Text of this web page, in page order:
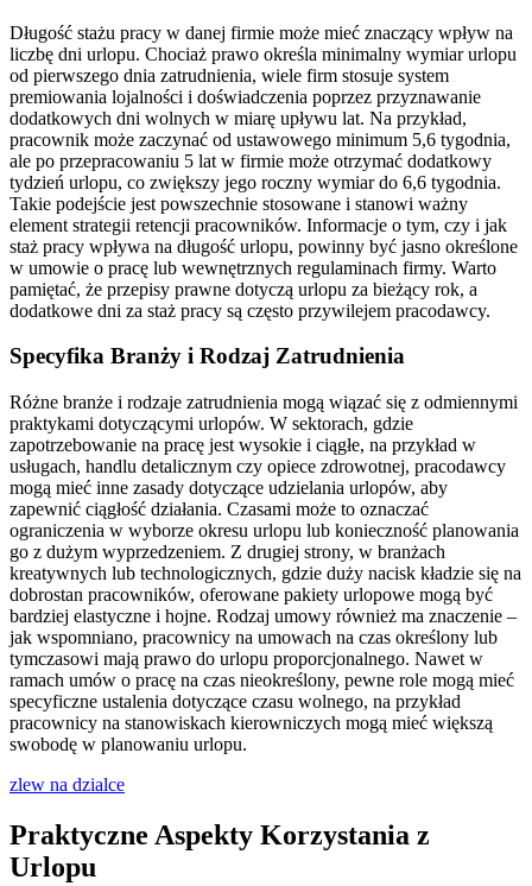
Długość stażu pracy w danej firmie może mieć znaczący wpływ na
liczbę dni urlopu. Chociaż prawo określa minimalny wymiar urlopu
od pierwszego dnia zatrudnienia, wiele firm stosuje system
premiowania lojalności i doświadczenia poprzez przyznawanie
dodatkowych dni wolnych w miarę upływu lat. Na przykład,
pracownik może zaczynać od ustawowego minimum 5,6 tygodnia,
ale po przepracowaniu 5 lat w firmie może otrzymać dodatkowy
tydzień urlopu, co zwiększy jego roczny wymiar do 6,6 tygodnia.
Takie podejście jest powszechnie stosowane i stanowi ważny
element strategii retencji pracowników. Informacje o tym, czy i jak
staż pracy wpływa na długość urlopu, powinny być jasno określone
w umowie o pracę lub wewnętrznych regulaminach firmy. Warto
pamiętać, że przepisy prawne dotyczą urlopu za bieżący rok, a
dodatkowe dni za staż pracy są często przywilejem pracodawcy.
Specyfika Branży i Rodzaj Zatrudnienia
Różne branże i rodzaje zatrudnienia mogą wiązać się z odmiennymi
praktykami dotyczącymi urlopów. W sektorach, gdzie
zapotrzebowanie na pracę jest wysokie i ciągłe, na przykład w
usługach, handlu detalicznym czy opiece zdrowotnej, pracodawcy
mogą mieć inne zasady dotyczące udzielania urlopów, aby
zapewnić ciągłość działania. Czasami może to oznaczać
ograniczenia w wyborze okresu urlopu lub konieczność planowania
go z dużym wyprzedzeniem. Z drugiej strony, w branżach
kreatywnych lub technologicznych, gdzie duży nacisk kładzie się na
dobrostan pracowników, oferowane pakiety urlopowe mogą być
bardziej elastyczne i hojne. Rodzaj umowy również ma znaczenie –
jak wspomniano, pracownicy na umowach na czas określony lub
tymczasowi mają prawo do urlopu proporcjonalnego. Nawet w
ramach umów o pracę na czas nieokreślony, pewne role mogą mieć
specyficzne ustalenia dotyczące czasu wolnego, na przykład
pracownicy na stanowiskach kierowniczych mogą mieć większą
swobodę w planowaniu urlopu.
zlew na dzialce
Praktyczne Aspekty Korzystania z
Urlopu